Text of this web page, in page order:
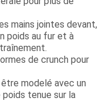
mains jointes devant,
poids au fur et à
de crunch pour
modelé avec un
tenue sur la